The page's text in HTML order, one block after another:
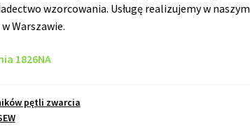
wzorcowania. Usługę realizujemy w naszym
Warszawie.
1826NA
pętli zwarcia